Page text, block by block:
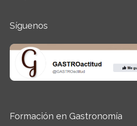
Síguenos
Formación en Gastronomía